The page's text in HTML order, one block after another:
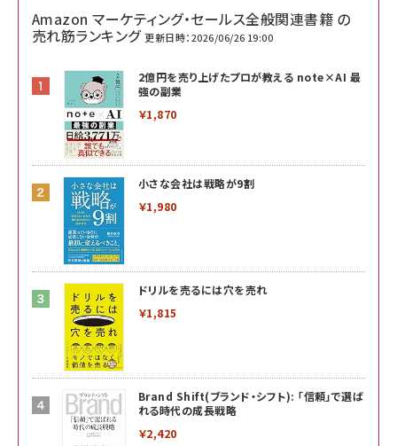
Amazon マーケティング・セールス全般関連書籍 の
売れ筋ランキング 更新日時：2026/06/26 19:00
2億円を売り上げたプロが教える note×AI 最
強の副業
￥1,870
小さな会社は戦略が9割
￥1,980
ドリルを売るには穴を売れ
￥1,815
Brand Shift(ブランド・シフト): 「信頼」で選ば
れる時代の成長戦略
￥2,420